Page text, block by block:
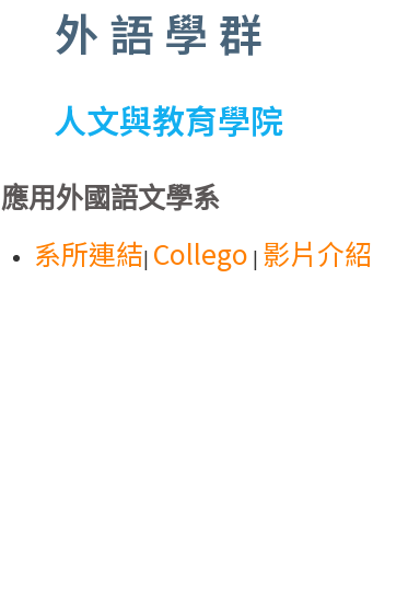
外語學群
人文與教育學院
應用外國語文學系
系所連結| Collego | 影片介紹